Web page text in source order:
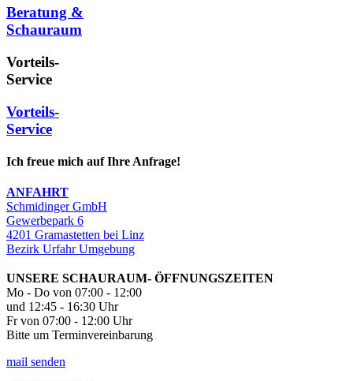
Beratung &
Schauraum
Vorteils-
Service
Vorteils-
Service
Ich freue mich auf Ihre Anfrage!
ANFAHRT
Schmidinger GmbH
Gewerbepark 6
4201 Gramastetten bei Linz
Bezirk Urfahr Umgebung
UNSERE SCHAURAUM- ÖFFNUNGSZEITEN
Mo - Do von 07:00 - 12:00
und 12:45 - 16:30 Uhr
Fr von 07:00 - 12:00 Uhr
Bitte um Terminvereinbarung
mail senden